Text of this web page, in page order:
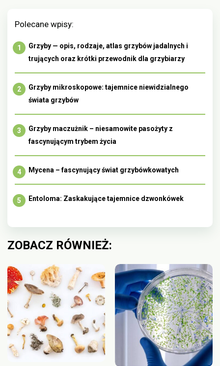
Polecane wpisy:
Grzyby — opis, rodzaje, atlas grzybów jadalnych i
trujących oraz krótki przewodnik dla grzybiarzy
Grzyby mikroskopowe: tajemnice niewidzialnego
świata grzybów
Grzyby maczużnik – niesamowite pasożyty z
fascynującym trybem życia
Mycena – fascynujący świat grzybówkowatych
Entoloma: Zaskakujące tajemnice dzwonkówek
ZOBACZ RÓWNIEŻ: